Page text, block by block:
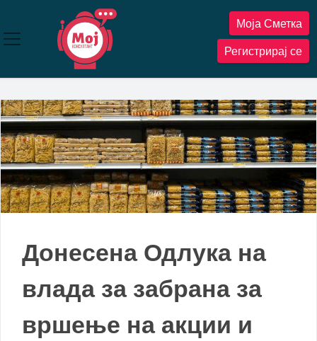
содржината
Моја Сметка
Регистрирај се
Донесена Одлука на
влада за забрана за
вршење на акции и